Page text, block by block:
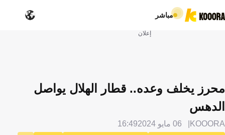
مباشر
إعلان
محرز يخلف وعده.. قطار الهلال يواصل
الدهس
KOOORA 06 مايو 2024 16:49